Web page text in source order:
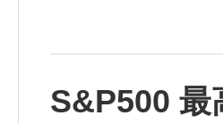
S&P500